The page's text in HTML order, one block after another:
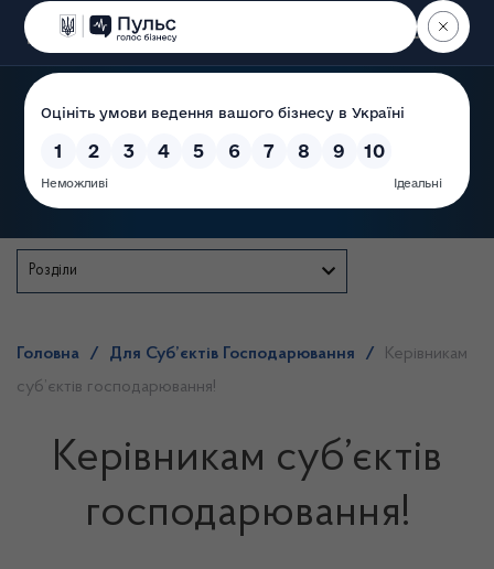
Пошук
Розділи
Головна / Для Суб’єктів Господарювання /
Керівникам
суб’єктів господарювання!
Керівникам суб’єктів
господарювання!